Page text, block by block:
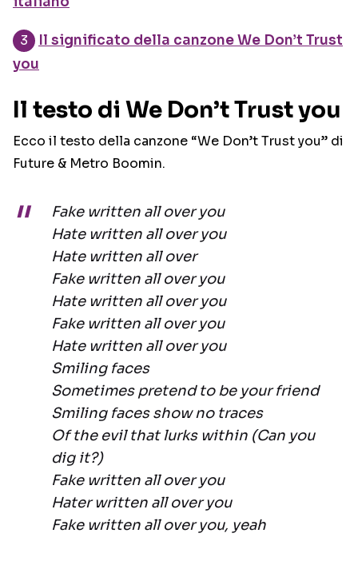
Il significato della canzone We Don’t Trust
you
Il testo di We Don’t Trust you
Ecco il testo della canzone “We Don’t Trust you” di
Future & Metro Boomin.
Fake written all over you
Hate written all over you
Hate written all over
Fake written all over you
Hate written all over you
Fake written all over you
Hate written all over you
Smiling faces
Sometimes pretend to be your friend
Smiling faces show no traces
Of the evil that lurks within (Can you
dig it?)
Fake written all over you
Hater written all over you
Fake written all over you, yeah